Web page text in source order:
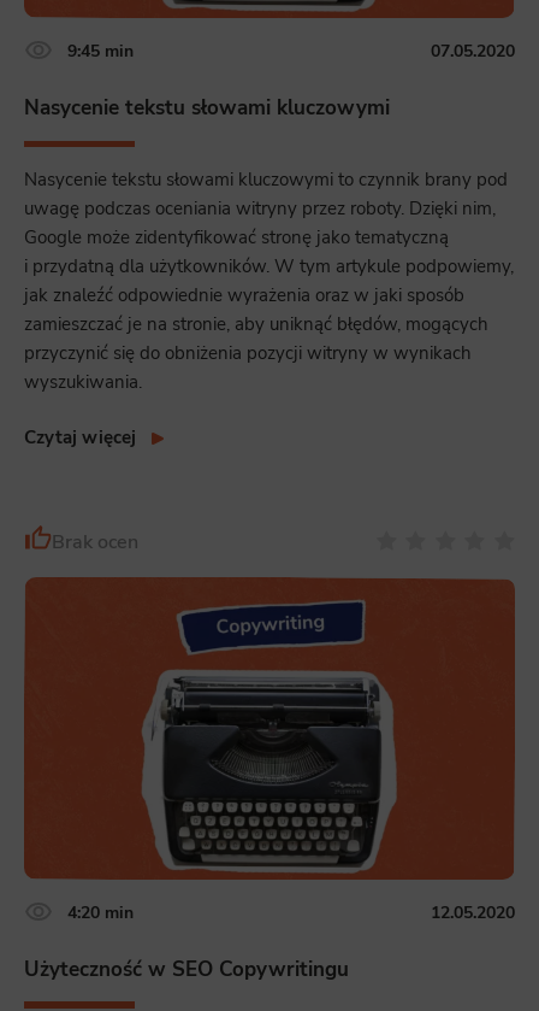
9:45 min 07.05.2020
Nasycenie tekstu słowami kluczowymi
Nasycenie tekstu słowami kluczowymi to czynnik brany pod
uwagę podczas oceniania witryny przez roboty. Dzięki nim,
Google może zidentyfikować stronę jako tematyczną
i przydatną dla użytkowników. W tym artykule podpowiemy,
jak znaleźć odpowiednie wyrażenia oraz w jaki sposób
zamieszczać je na stronie, aby uniknąć błędów, mogących
przyczynić się do obniżenia pozycji witryny w wynikach
wyszukiwania.
Czytaj więcej
Brak ocen
4:20 min 12.05.2020
Użyteczność w SEO Copywritingu